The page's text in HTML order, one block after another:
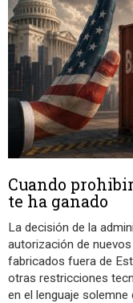
Cuando
te ha ganado
La decisión de la
autorización de
fabricados fuera de
otras restricciones
en el lenguaje solemne